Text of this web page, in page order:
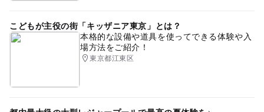
こどもが主役の街「キッザニア東京」とは？
本格的な設備や道具を使ってできる体験や入
場方法をご紹介！
東京都江東区